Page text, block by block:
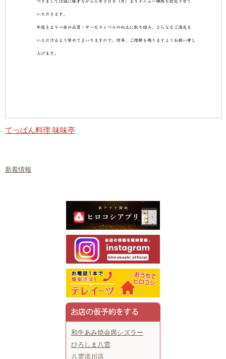
てっぱん料理 味味亭
新着情報
和牛あみ焼会席シズラー
ひろしま八雲
八雲流川店